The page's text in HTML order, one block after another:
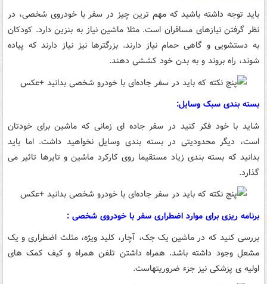
باید توجه داشته باشید که مهم ترین چیز در سفر با خودروی شخصی، در
نظر گرفتن نیازهای مسافران است. مثلا ماشین نیاز به بنزین دارد. کودکان
به دستشویی و گاهی حمام نیاز دارند. بزرگترها نیز نیاز دارند که پیاده
شوند، راه بروند و به بدن خود کششی دهند.
بسته بندی سبک وسایل:
شاید با خود فکر کنید در سفر جاده ای زمانی که ماشین برای خودتان
است، دیگر محدودیتی در بسته بندی وسایل نخواهید داشت. اما باید
بدانید که بسته بندی زیاد مستقیما روی کارکرد ماشین و تایرها تاثیر می
گذارد.
برنامه ریزی برای موارد اضطراری سفر با خودروی شخصی :
بررسی کنید که در ماشین یک جک، آچار، کلید ویژه، مثلث اضطراری و یک
مشعل وجود داشته باشد. همراه داشتن تلفن همراه و کیف کمک های
اولیه ی پزشکی نیز جزء ضروریتهاست.